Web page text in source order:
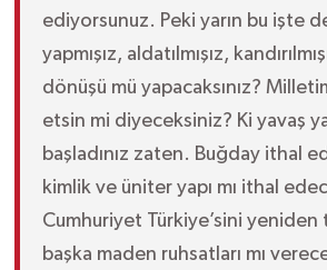
ediyorsunuz. Peki yarın bu işte
yapmışız, aldatılmışız,
dönüşü mü yapacaksınız?
etsin mi diyeceksiniz? Ki yavaş
başladınız zaten. Buğday ithal
kimlik ve üniter yapı mı ithal
Cumhuriyet Türkiye’sini
başka maden ruhsatları mı